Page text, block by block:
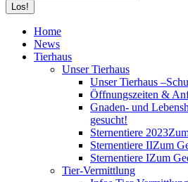
Home
News
Tierhaus
Unser Tierhaus
Unser Tierhaus –
Öffnungszeiten &
Gnaden- und
gesucht!
Sternentiere 2023
Sternentiere IIZum
Sternentiere IZum
Tier-Vermittlung